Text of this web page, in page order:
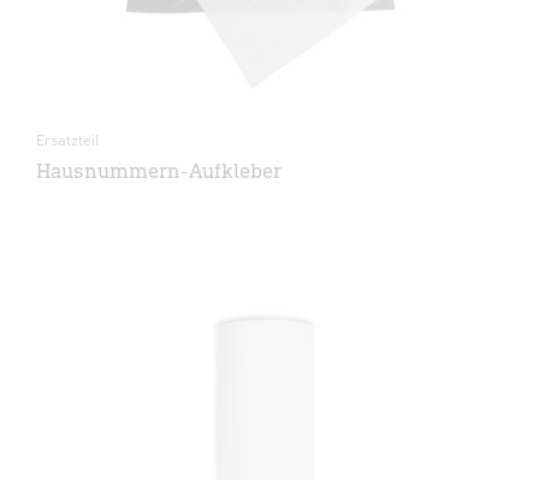
Ersatzteil
Hausnummern-Aufkleber